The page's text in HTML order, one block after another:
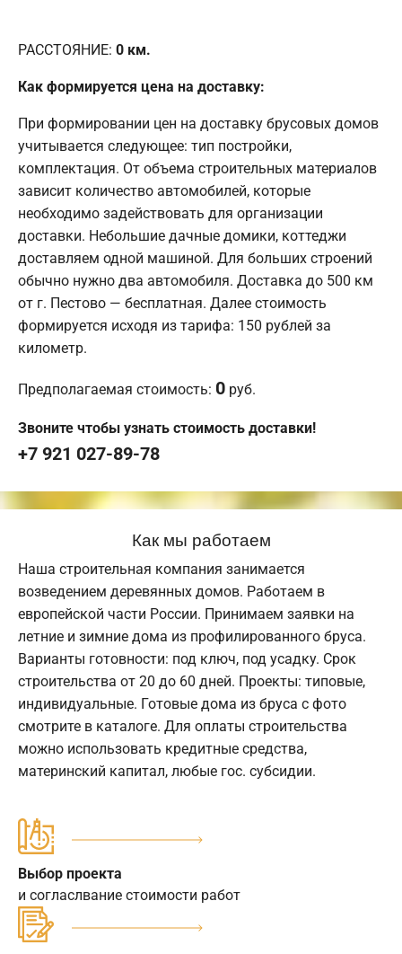
РАССТОЯНИЕ: 0 км.
Как формируется цена на доставку:
При формировании цен на доставку брусовых домов
учитывается следующее: тип постройки,
комплектация. От объема строительных материалов
зависит количество автомобилей, которые
необходимо задействовать для организации
доставки. Небольшие дачные домики, коттеджи
доставляем одной машиной. Для больших строений
обычно нужно два автомобиля. Доставка до 500 км
от г. Пестово — бесплатная. Далее стоимость
формируется исходя из тарифа: 150 рублей за
километр.
Предполагаемая стоимость: 0 руб.
Звоните чтобы узнать стоимость доставки!
+7 921 027-89-78
Как мы работаем
Наша строительная компания занимается
возведением деревянных домов. Работаем в
европейской части России. Принимаем заявки на
летние и зимние дома из профилированного бруса.
Варианты готовности: под ключ, под усадку. Срок
строительства от 20 до 60 дней. Проекты: типовые,
индивидуальные. Готовые дома из бруса с фото
смотрите в каталоге. Для оплаты строительства
можно использовать кредитные средства,
материнский капитал, любые гос. субсидии.
Выбор проекта
и согласлвание стоимости работ